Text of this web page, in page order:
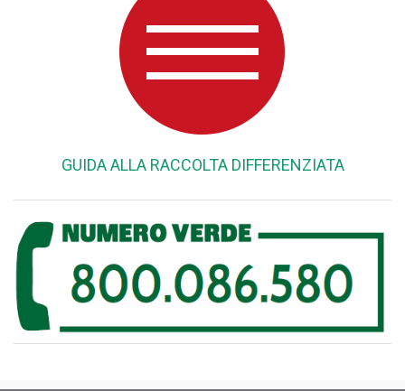
GUIDA ALLA RACCOLTA DIFFERENZIATA